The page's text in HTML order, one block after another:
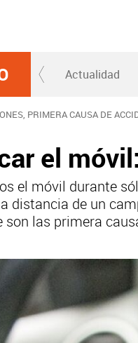
Actualidad
PRIMERA CAUSA DE
el
el móvil durante
distancia de un
son las primera